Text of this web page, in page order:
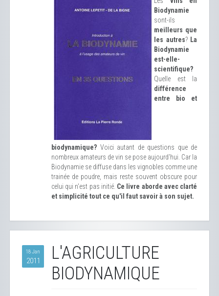
Biodynamie
sont-ils
meilleurs que
les autres?La
Biodynamie
est-elle-
scientifique?
Quelle est la
différence
entre bio et
biodynamique? Voici autant de questions que de
nombreux amateurs de vin se pose aujourd'hui. Car la
Biodynamie se diffuse dans les vignobles comme une
trainée de poudre, mais reste souvent obscure pour
celui qui n'est pas initié. Ce livre aborde avec clarté
et simplicité tout ce qu'il faut savoir à son sujet.
18 Jan
2011
L'AGRICULTURE
BIODYNAMIQUE